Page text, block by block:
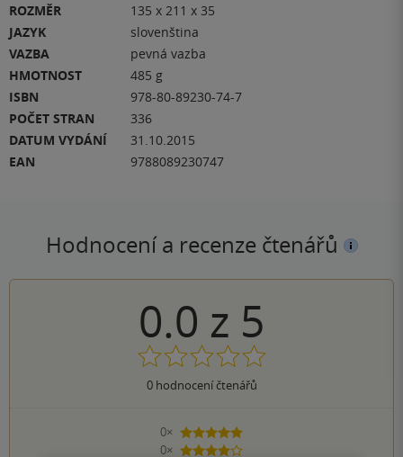
ROZMĚR
135 x 211 x 35
JAZYK
slovenština
VAZBA
pevná vazba
HMOTNOST
485 g
ISBN
978-80-89230-74-7
POČET STRAN
336
DATUM VYDÁNÍ
31.10.2015
EAN
9788089230747
Hodnocení a recenze čtenářů
0.0 z 5
0hodnocení čtenářů
0×
5 hvězdiček
0×
4 hvězdičky